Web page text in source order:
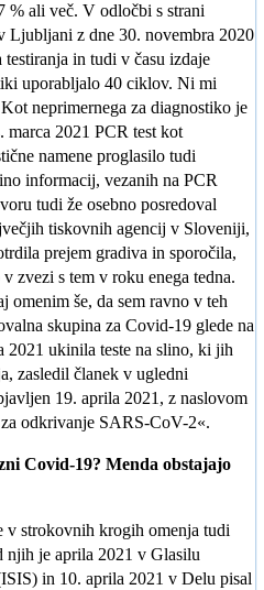
% ali več. V odločbi s strani
Ljubljani z dne 30. novembra 2020
testiranja in tudi v času izdaje
uporabljalo 40 ciklov. Ni mi
neprimernega za diagnostiko je
2021 PCR test kot
namene proglasilo tudi
informacij, vezanih na PCR
tudi že osebno posredoval
tiskovnih agencij v Sloveniji,
prejem gradiva in sporočila,
zvezi s tem v roku enega tedna.
omenim še, da sem ravno v teh
skupina za Covid-19 glede na
2021 ukinila teste na slino, ki jih
zasledil članek v ugledni
19. aprila 2021, z naslovom
odkrivanje SARS-CoV-2«.
Covid-19? Menda obstajajo
strokovnih krogih omenja tudi
njih je aprila 2021 v Glasilu
in 10. aprila 2021 v Delu pisal